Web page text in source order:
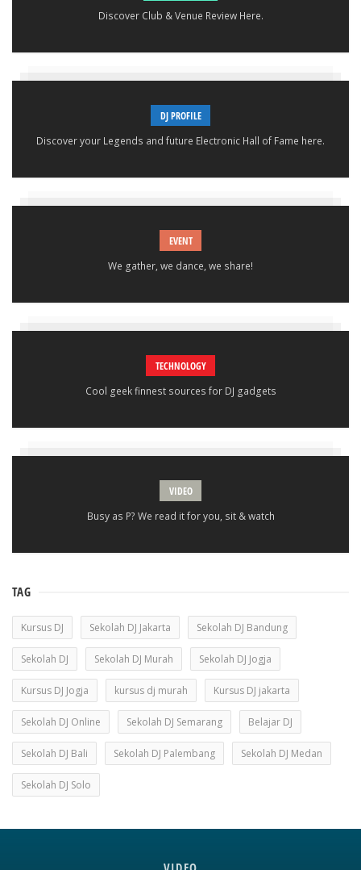
Discover Club & Venue Review Here.
DJ PROFILE
Discover your Legends and future Electronic Hall of Fame here.
EVENT
We gather, we dance, we share!
TECHNOLOGY
Cool geek finnest sources for DJ gadgets
VIDEO
Busy as P? We read it for you, sit & watch
TAG
Kursus DJ Sekolah DJ Jakarta Sekolah DJ Bandung
Sekolah DJ Sekolah DJ Murah Sekolah DJ Jogja
Kursus DJ Jogja kursus dj murah Kursus DJ jakarta
Sekolah DJ Online Sekolah DJ Semarang Belajar DJ
Sekolah DJ Bali Sekolah DJ Palembang Sekolah DJ Medan
Sekolah DJ Solo